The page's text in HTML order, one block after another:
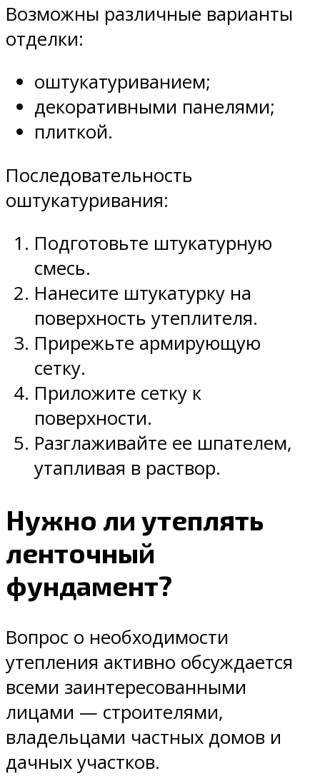
Возможны различные варианты
отделки:
оштукатуриванием;
декоративными панелями;
плиткой.
Последовательность
оштукатуривания:
Подготовьте штукатурную
смесь.
Нанесите штукатурку на
поверхность утеплителя.
Прирежьте армирующую
сетку.
Приложите сетку к
поверхности.
Разглаживайте ее шпателем,
утапливая в раствор.
Нужно ли утеплять
ленточный
фундамент?
Вопрос о необходимости
утепления активно обсуждается
всеми заинтересованными
лицами — строителями,
владельцами частных домов и
дачных участков.